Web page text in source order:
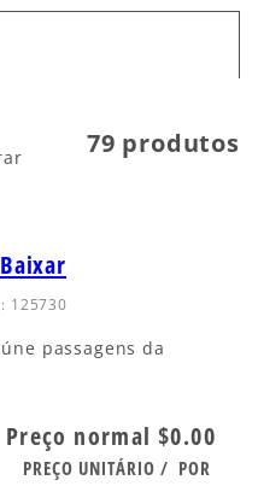
79 produtos
125730
passagens da
Preço normal $0.00
PREÇO UNITÁRIO / POR